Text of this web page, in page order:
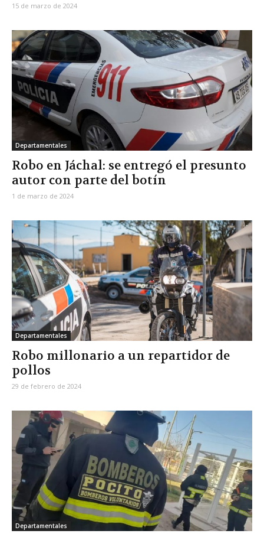
15 de marzo de 2024
Departamentales
Robo en Jáchal: se entregó el presunto
autor con parte del botín
1 de marzo de 2024
Departamentales
Robo millonario a un repartidor de
pollos
29 de febrero de 2024
Departamentales